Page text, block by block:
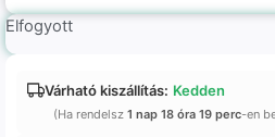
Elfogyott
Várható kiszállítás: Kedden
(Ha rendelsz 1 nap 18 óra 19 perc-en